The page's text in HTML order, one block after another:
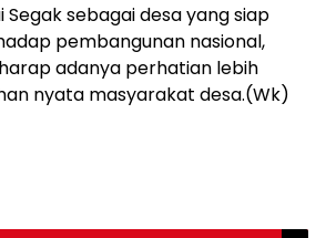
Segak sebagai desa yang siap
pembangunan nasional,
adanya perhatian lebih
nyata masyarakat desa.(Wk)